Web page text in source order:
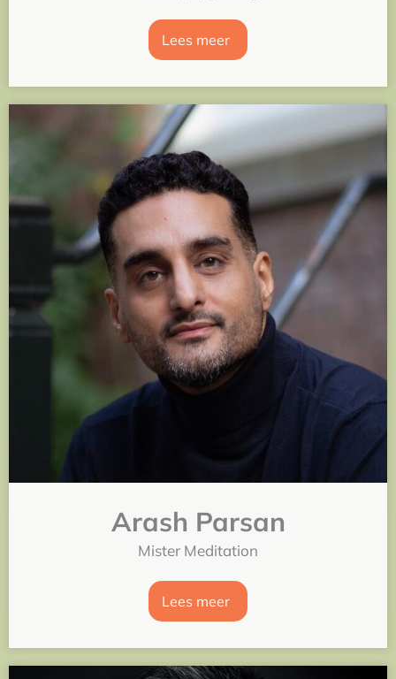
Lees meer
Arash Parsan
Mister Meditation
Lees meer